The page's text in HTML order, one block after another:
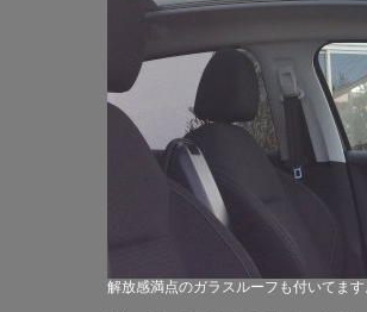
解放感満点のガラスルーフも付いてま